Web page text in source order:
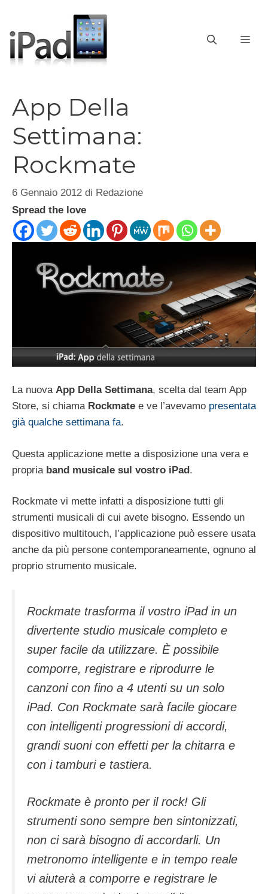
contenuto
App Della
Settimana:
Rockmate
6 Gennaio 2012 di Redazione
Spread the love
La nuova App Della Settimana, scelta dal team App
Store, si chiama Rockmate e ve l’avevamo presentata
già qualche settimana fa.
Questa applicazione mette a disposizione una vera e
propria band musicale sul vostro iPad.
Rockmate vi mette infatti a disposizione tutti gli
strumenti musicali di cui avete bisogno. Essendo un
dispositivo multitouch, l’applicazione può essere usata
anche da più persone contemporaneamente, ognuno al
proprio strumento musicale.
Rockmate trasforma il vostro iPad in un
divertente studio musicale completo e
super facile da utilizzare. È possibile
comporre, registrare e riprodurre le
canzoni con fino a 4 utenti su un solo
iPad. Con Rockmate sarà facile giocare
con intelligenti progressioni di accordi,
grandi suoni con effetti per la chitarra e
con i tamburi e tastiera.
Rockmate è pronto per il rock! Gli
strumenti sono sempre ben sintonizzati,
non ci sarà bisogno di accordarli. Un
metronomo intelligente e in tempo reale
vi aiuterà a comporre e registrare le